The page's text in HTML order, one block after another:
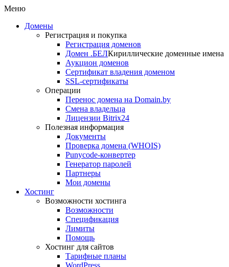
Меню
Домены
Регистрация и покупка
Регистрация доменов
Домен .БЕЛКириллические доменные имена
Аукцион доменов
Сертификат владения доменом
SSL-сертификаты
Операции
Перенос домена на Domain.by
Смена владельца
Лицензии Bitrix24
Полезная информация
Документы
Проверка домена (WHOIS)
Punycode-конвертер
Генератор паролей
Партнеры
Мои домены
Хостинг
Возможности хостинга
Возможности
Спецификация
Лимиты
Помощь
Хостинг для сайтов
Тарифные планы
WordPress